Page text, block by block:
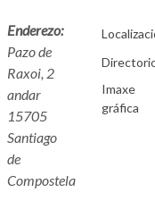
Enderezo:
Pazo de
Raxoi, 2
andar
15705
Santiago
de
Compostela
Imaxe
gráfica